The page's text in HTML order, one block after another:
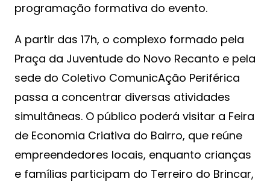
programação formativa do evento.
A partir das 17h, o complexo formado pela
Praça da Juventude do Novo Recanto e pela
sede do Coletivo ComunicAção Periférica
passa a concentrar diversas atividades
simultâneas. O público poderá visitar a Feira
de Economia Criativa do Bairro, que reúne
empreendedores locais, enquanto crianças
e famílias participam do Terreiro do Brincar,